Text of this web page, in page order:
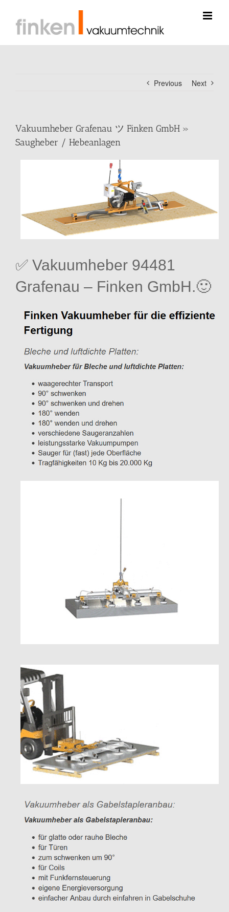
content
Previous Next
Vakuumheber Grafenau ツ Finken GmbH »
Saugheber / Hebeanlagen
✅ Vakuumheber 94481
Grafenau – Finken GmbH.🙂